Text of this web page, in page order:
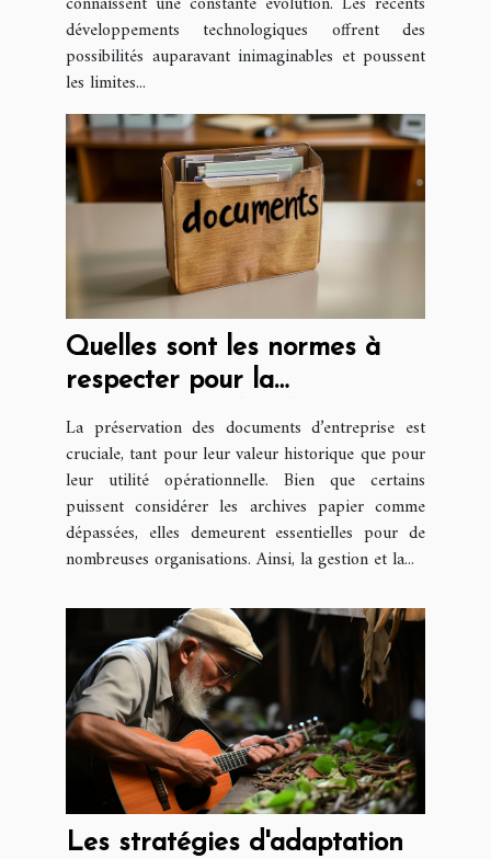
développements technologiques offrent des
possibilités auparavant inimaginables et poussent
les limites...
Quelles sont les normes à
respecter pour la
conservation des documents
d’entreprise ?
La préservation des documents d’entreprise est
cruciale, tant pour leur valeur historique que pour
leur utilité opérationnelle. Bien que certains
puissent considérer les archives papier comme
dépassées, elles demeurent essentielles pour de
nombreuses organisations. Ainsi, la gestion et la...
Les stratégies d'adaptation